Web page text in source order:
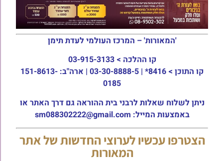
'המאורות' – המרכז העולמי לעדת תימן
קו ההלכה > 03-915-3133
קו התוכן >
8416* | 03-30-8888-5 | ארה"ב: 151-8613-
0185
ניתן לשלוח שאלות לרבני בית ההוראה גם דרך האתר או
באמצעות המייל: sm088302222@gmail.com
הצטרפו עכשיו לערוצי החדשות של אתר
המאורות